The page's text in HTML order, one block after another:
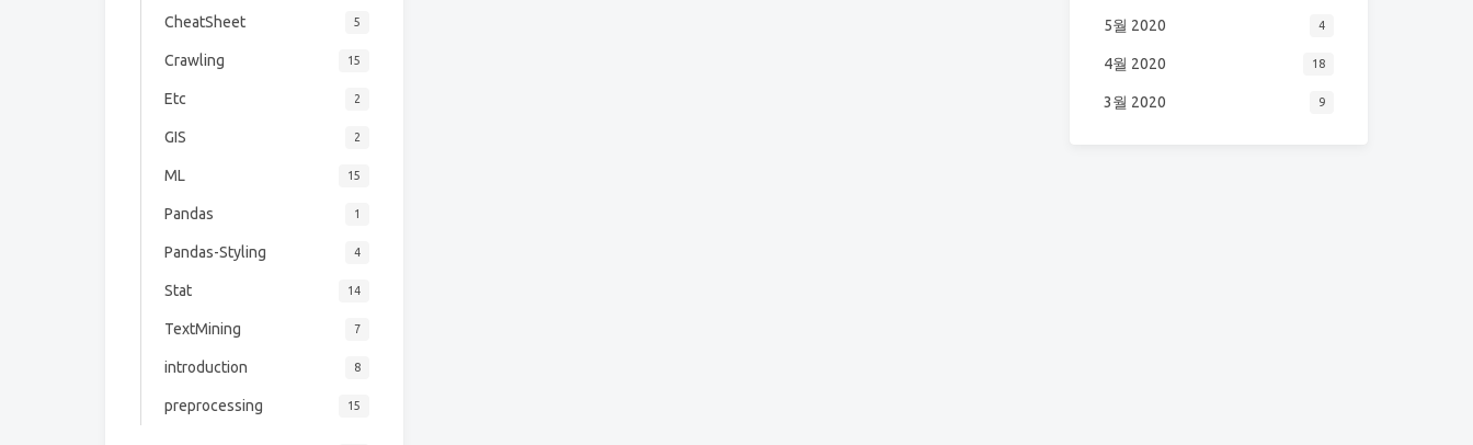
CheatSheet 5
Crawling 15
Etc 2
GIS 2
ML 15
Pandas 1
Pandas-Styling 4
Stat 14
TextMining 7
introduction 8
preprocessing 15
5월 2020 4
4월 2020 18
3월 2020 9